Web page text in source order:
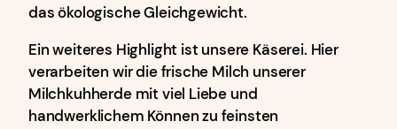
das ökologische Gleichgewicht.
Ein weiteres Highlight ist unsere Käserei. Hier
verarbeiten wir die frische Milch unserer
Milchkuhherde mit viel Liebe und
handwerklichem Können zu feinsten